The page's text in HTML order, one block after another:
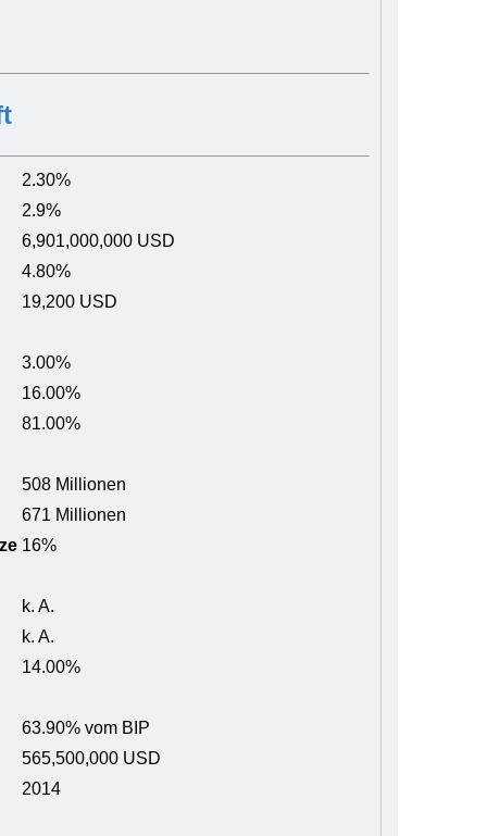
2.30%
2.9%
6,901,000,000 USD
4.80%
19,200 USD
3.00%
16.00%
81.00%
508 Millionen
671 Millionen
16%
k. A.
k. A.
14.00%
63.90% vom BIP
565,500,000 USD
2014